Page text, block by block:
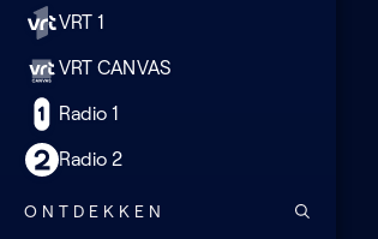
VRT 1
VRT CANVAS
Radio 1
Radio 2
ONTDEKKEN